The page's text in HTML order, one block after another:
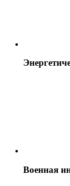
Военная